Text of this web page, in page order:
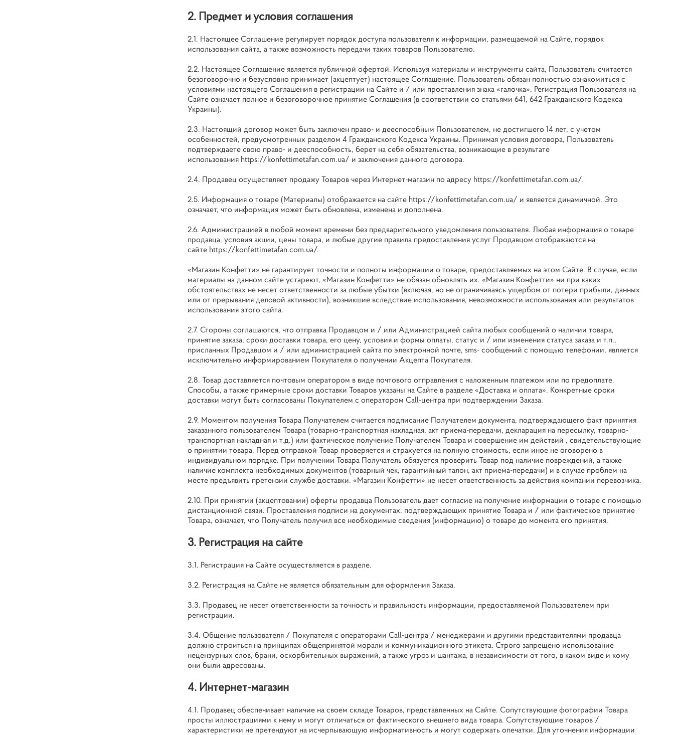
2. Предмет и условия соглашения
2.1. Настоящее Соглашение регулирует порядок доступа пользователя к информации, размещаемой на Сайте, порядок
использования сайта, а также возможность передачи таких товаров Пользователю.
2.2. Настоящее Соглашение является публичной офертой. Используя материалы и инструменты сайта, Пользователь считается
безоговорочно и безусловно принимает (акцептует) настоящее Соглашение. Пользователь обязан полностью ознакомиться с
условиями настоящего Соглашения в регистрации на Сайте и / или проставления знака «галочка». Регистрация Пользователя на
Сайте означает полное и безоговорочное принятие Соглашения (в соответствии со статьями 641, 642 Гражданского Кодекса
Украины).
2.3. Настоящий договор может быть заключен право- и дееспособным Пользователем, не достигшего 14 лет, с учетом
особенностей, предусмотренных разделом 4 Гражданского Кодекса Украины. Принимая условия договора, Пользователь
подтверждаете свою право- и дееспособность, берет на себя обязательства, возникающие в результате
использования https://konfettimetafan.com.ua/ и заключения данного договора.
2.4. Продавец осуществляет продажу Товаров через Интернет-магазин по адресу https://konfettimetafan.com.ua/.
2.5. Информация о товаре (Материалы) отображается на сайте https://konfettimetafan.com.ua/ и является динамичной. Это
означает, что информация может быть обновлена, изменена и дополнена.
2.6. Администрацией в любой момент времени без предварительного уведомления пользователя. Любая информация о товаре
продавца, условия акции, цены товара, и любые другие правила предоставления услуг Продавцом отображаются на
сайте https://konfettimetafan.com.ua/.
«Магазин Конфетти» не гарантирует точности и полноты информации о товаре, предоставляемых на этом Сайте. В случае, если
материалы на данном сайте устареют, «Магазин Конфетти» не обязан обновлять их. «Магазин Конфетти» ни при каких
обстоятельствах не несет ответственности за любые убытки (включая, но не ограничиваясь ущербом от потери прибыли, данных
или от прерывания деловой активности), возникшие вследствие использования, невозможности использования или результатов
использования этого сайта.
2.7. Стороны соглашаются, что отправка Продавцом и / или Администрацией сайта любых сообщений о наличии товара,
принятие заказа, сроки доставки товара, его цену, условия и формы оплаты, статус и / или изменения статуса заказа и т.п.,
присланных Продавцом и / или администрацией сайта по электронной почте, sms- сообщений с помощью телефонии, является
исключительно информированием Покупателя о получении Акцепта Покупателя.
2.8. Товар доставляется почтовым оператором в виде почтового отправления с наложенным платежом или по предоплате.
Способы, а также примерные сроки доставки Товаров указаны на Сайте в разделе «Доставка и оплата». Конкретные сроки
доставки могут быть согласованы Покупателем с оператором Call-центра при подтверждении Заказа.
2.9. Моментом получения Товара Получателем считается подписание Получателем документа, подтверждающего факт принятия
заказанного пользователем Товара (товарно-транспортная накладная, акт приема-передачи, декларация на пересылку, товарно-
транспортная накладная и т.д.) или фактическое получение Получателем Товара и совершение им действий , свидетельствующие
о принятии товара. Перед отправкой Товар проверяется и страхуется на полную стоимость, если иное не оговорено в
индивидуальном порядке. При получении Товара Получатель обязуется проверить Товар под наличие повреждений, а также
наличие комплекта необходимых документов (товарный чек, гарантийный талон, акт приема-передачи) и в случае проблем на
месте предъявить претензии службе доставки. «Магазин Конфетти» не несет ответственность за действия компании перевозчика.
2.10. При принятии (акцептовании) оферты продавца Пользователь дает согласие на получение информации о товаре с помощью
дистанционной связи. Проставления подписи на документах, подтверждающих принятие Товара и / или фактическое принятие
Товара, означает, что Получатель получил все необходимые сведения (информацию) о товаре до момента его принятия.
3. Регистрация на сайте
3.1. Регистрация на Сайте осуществляется в разделе.
3.2. Регистрация на Сайте не является обязательным для оформления Заказа.
3.3. Продавец не несет ответственности за точность и правильность информации, предоставляемой Пользователем при
регистрации.
3.4. Общение пользователя / Покупателя с операторами Call-центра / менеджерами и другими представителями продавца
должно строиться на принципах общепринятой морали и коммуникационного этикета. Строго запрещено использование
нецензурных слов, брани, оскорбительных выражений, а также угроз и шантажа, в независимости от того, в каком виде и кому
они были адресованы.
4. Интернет-магазин
4.1. Продавец обеспечивает наличие на своем складе Товаров, представленных на Сайте. Сопутствующие фотографии Товара
просты иллюстрациями к нему и могут отличаться от фактического внешнего вида товара. Сопутствующие товаров /
характеристики не претендуют на исчерпывающую информативность и могут содержать опечатки. Для уточнения информации